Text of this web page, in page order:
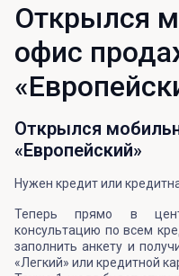
Открылся
офис
Открылся
«Европейский»
Нужен кредит или
Теперь прямо в
консультацию по всем
заполнить анкету и
«Легкий» или кредитной